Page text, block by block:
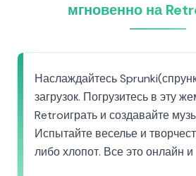
мгновенно на
Наслаждайтесь
загрузок. Погрузитесь в эту
Retroиграть и создавайте
Испытайте веселье и
либо хлопот. Все это онлайн и